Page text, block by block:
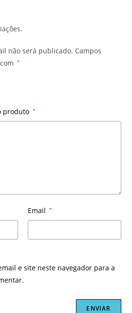
não será publicado. Campos
*
produto *
Email *
e site neste navegador para a